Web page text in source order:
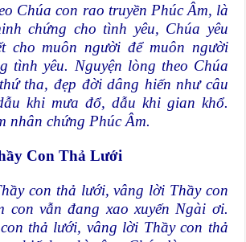
Chúa con rao truyền Phúc Âm, là
chứng cho tình yêu, Chúa yêu
cho muôn người để muôn người
tình yêu. Nguyện lòng theo Chúa
tha, đẹp đời dâng hiến như câu
khi mưa đổ, dẫu khi gian khổ.
nhân chứng Phúc Âm.
Con Thả Lưới
con thả lưới, vâng lời Thầy con
con vẫn đang xao xuyến Ngài ơi.
thả lưới, vâng lời Thầy con thả